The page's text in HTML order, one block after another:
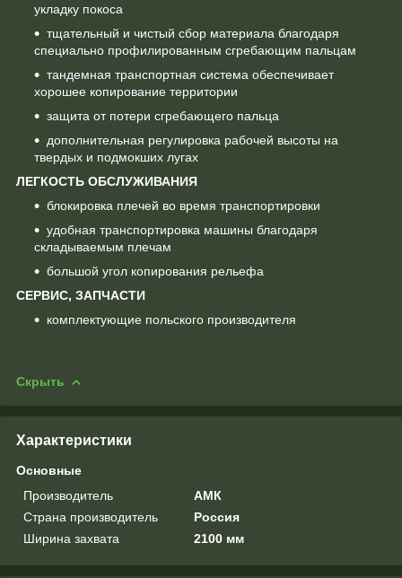
укладку покоса
тщательный и чистый сбор материала благодаря
специально профилированным сгребающим пальцам
тандемная транспортная система обеспечивает
хорошее копирование территории
защита от потери сгребающего пальца
дополнительная регулировка рабочей высоты на
твердых и подмокших лугах
ЛЕГКОСТЬ ОБСЛУЖИВАНИЯ
блокировка плечей во время транспортировки
удобная транспортировка машины благодаря
складываемым плечам
большой угол копирования рельефа
СЕРВИС, ЗАПЧАСТИ
комплектующие польского производителя
Скрыть
Характеристики
Основные
Производитель
АМК
Страна производитель
Россия
Ширина захвата
2100 мм